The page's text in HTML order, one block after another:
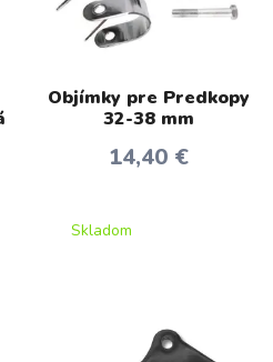
Objímky pre Predkopy
32-38 mm
14,40 €
Skladom